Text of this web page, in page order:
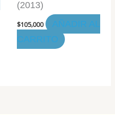
(2013)
$105,000
AÑADIR AL
CARRITO